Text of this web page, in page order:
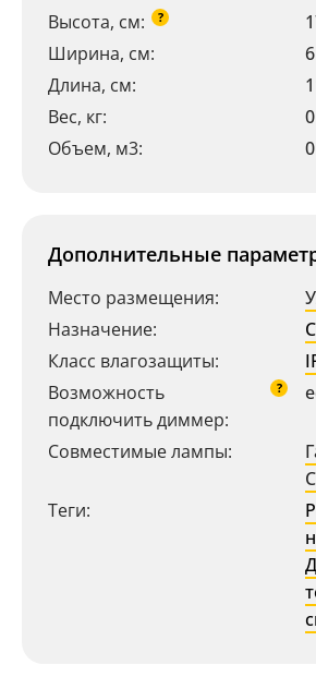
- бесплатно по
- бесплатная
Высота, см: ?
Ширина, см:
6
Длина, см:
Вес, кг:
0
Объем, м3:
0
Дополнительные
Место размещения:
Назначение:
Класс влагозащиты:
Возможность
подключить диммер:
?
Совместимые лампы:
Теги: